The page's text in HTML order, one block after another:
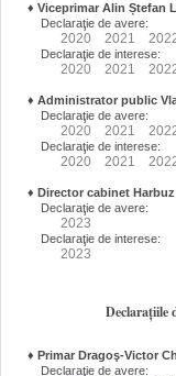
♦ Viceprimar Alin Ștefan
Declaraţie de avere:
2020 2021
Declaraţie de interese:
2020 2021
♦ Administrator public
Declaraţie de avere:
2020 2021
Declaraţie de interese:
2020 2021
♦ Director cabinet
Declaraţie de avere:
2023
Declaraţie de interese:
2023
Declarațiile
♦ Primar Dragoş-Victor
Declaraţie de avere: